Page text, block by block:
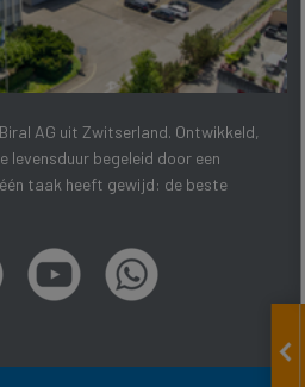
AG uit Zwitserland. Ontwikkeld,
levensduur begeleid door een
taak heeft gewijd: de beste